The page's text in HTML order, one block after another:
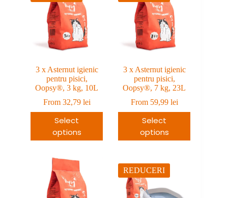
3 x Asternut igienic
pentru pisici,
Oopsy®, 3 kg, 10L
From 32,79 lei
Select
options
3 x Asternut igienic
pentru pisici,
Oopsy®, 7 kg, 23L
From 59,99 lei
Select
options
REDUCERI